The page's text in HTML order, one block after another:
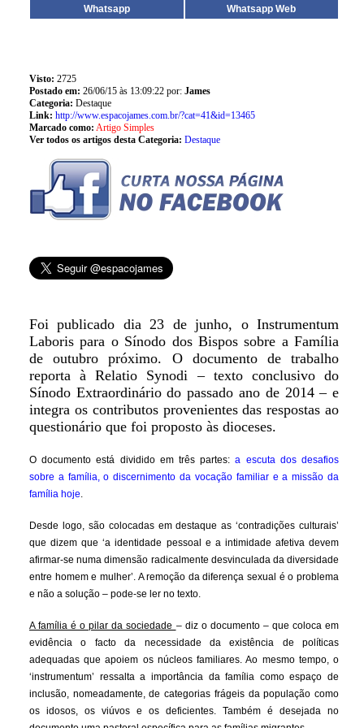
Whatsapp Whatsapp Web
Visto: 2725
Postado em: 26/06/15 às 13:09:22 por: James
Categoria: Destaque
Link: http://www.espacojames.com.br/?cat=41&id=13465
Marcado como: Artigo Simples
Ver todos os artigos desta Categoria: Destaque
Foi publicado dia 23 de junho, o Instrumentum
Laboris para o Sínodo dos Bispos sobre a Família
de outubro próximo. O documento de trabalho
reporta à Relatio Synodi – texto conclusivo do
Sínodo Extraordinário do passado ano de 2014 – e
integra os contributos provenientes das respostas ao
questionário que foi proposto às dioceses.
O documento está dividido em três partes:a escuta dos desafios
sobre a família, o discernimento da vocação familiar e a missão da
família hoje.
Desde logo, são colocadas em destaque as ‘contradições culturais’
que dizem que ‘a identidade pessoal e a intimidade afetiva devem
afirmar-se numa dimensão radicalmente desvinculada da diversidade
entre homem e mulher’. A remoção da diferença sexual é o problema
e não a solução – pode-se ler no texto.
A família é o pilar da sociedade – diz o documento – que coloca em
evidência o facto da necessidade da existência de políticas
adequadas que apoiem os núcleos familiares. Ao mesmo tempo, o
‘instrumentum’ ressalta a importância da família como espaço de
inclusão, nomeadamente, de categorias frágeis da população como
os idosos, os viúvos e os deficientes. Também é desejada no